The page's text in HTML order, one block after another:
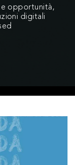
opportunità,
digitali